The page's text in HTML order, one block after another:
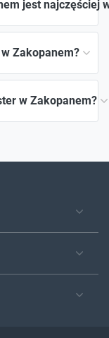
jest najczęściej
Zakopanem?
w Zakopanem?